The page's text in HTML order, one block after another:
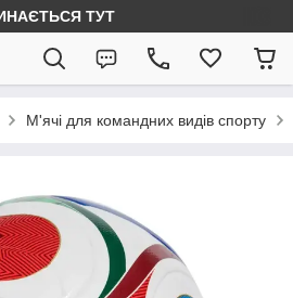
ТУТ
М'ячі для командних видів спорту